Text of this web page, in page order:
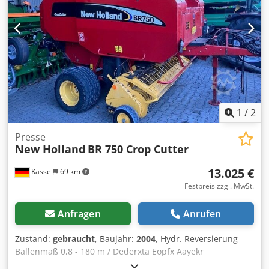
1 /2
Kassel 69 km
Presse
New Holland BR 750 Crop Cutter
13.025 €
Festpreis zzgl. MwSt.
Anfragen Anrufen
Zustand: gebraucht, Baujahr: 2004, Hydr. Reversierung
Ballenmaß 0,8 - 180 m / Dederxta Eopfx Aayekr